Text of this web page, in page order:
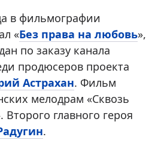
в фильмографии
«Без права на любовь»,
по заказу канала
продюсеров проекта
Астрахан. Фильм
мелодрам «Сквозь
Второго главного героя
.